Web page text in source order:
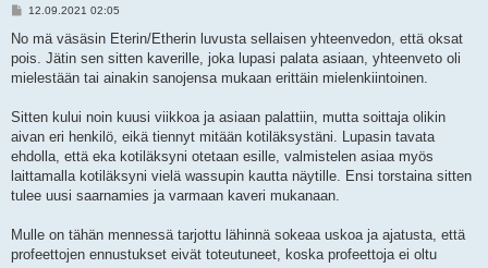
V
e
t
i
12.09.2021 02:05
No mä väsäsin Eterin/Etherin luvusta sellaisen yhteenvedon, että oksat
pois. Jätin sen sitten kaverille, joka lupasi palata asiaan, yhteenveto oli
mielestään tai ainakin sanojensa mukaan erittäin mielenkiintoinen.
Sitten kului noin kuusi viikkoa ja asiaan palattiin, mutta soittaja olikin
aivan eri henkilö, eikä tiennyt mitään kotiläksystäni. Lupasin tavata
ehdolla, että eka kotiläksyni otetaan esille, valmistelen asiaa myös
laittamalla kotiläksyni vielä wassupin kautta näytille. Ensi torstaina sitten
tulee uusi saarnamies ja varmaan kaveri mukanaan.
Mulle on tähän mennessä tarjottu lähinnä sokeaa uskoa ja ajatusta, että
profeettojen ennustukset eivät toteutuneet, koska profeettoja ei oltu